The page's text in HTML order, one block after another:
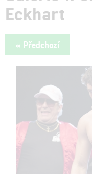
Eckhart
« Předchozí